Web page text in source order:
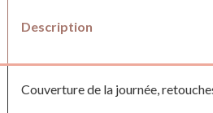
Description
Couverture de la journée,